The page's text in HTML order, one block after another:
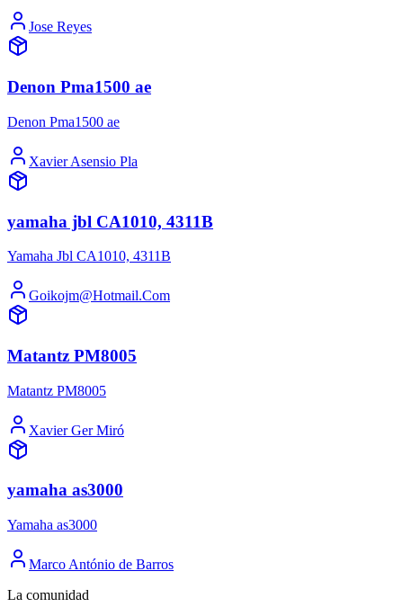
Jose Reyes
Denon Pma1500 ae
Denon Pma1500 ae
Xavier Asensio Pla
yamaha jbl CA1010, 4311B
Yamaha Jbl CA1010, 4311B
Goikojm@Hotmail.Com
Matantz PM8005
Matantz PM8005
Xavier Ger Miró
yamaha as3000
Yamaha as3000
Marco António de Barros
La comunidad